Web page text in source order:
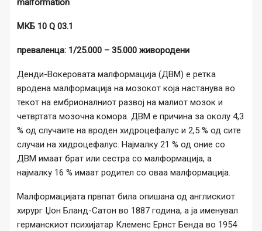
malformation
МКБ 10 Q 03.1
преваленца: 1/25.000 – 35.000 живородени
Денди-Вокеровата малформација (ДВМ) е ретка
вродена малформација на мозокот која настанува во
текот на ембрионалниот развој на малиот мозок и
четвртата мозочна комора. ДВМ е причина за околу 4,3
% од случаите на вроден хидроцефалус и 2,5 % од сите
случаи на хидроцефалус. Најмалку 21 % од оние со
ДВМ имаат брат или сестра со малформација, а
најмалку 16 % имаат родител со оваа малформација.
Малформацијата првпат била опишана од англискиот
хирург Џон Бланд-Сатон во 1887 година, а ја именувал
германскиот психијатар Клеменс Ернст Бенда во 1954